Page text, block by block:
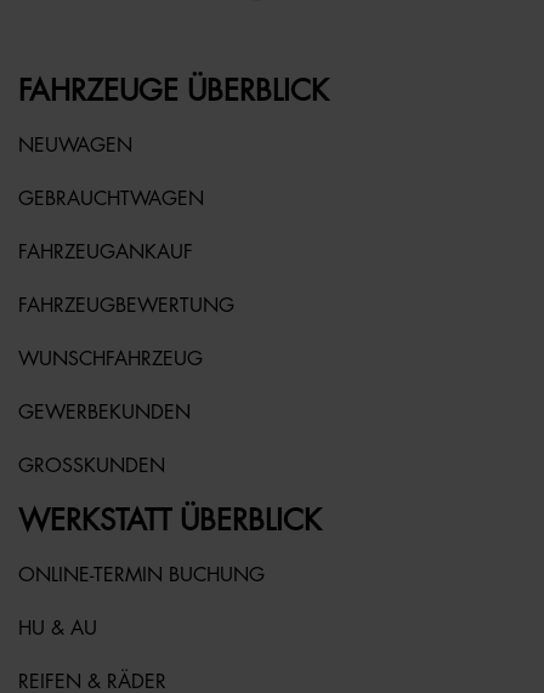
FAHRZEUGE ÜBERBLICK
NEUWAGEN
GEBRAUCHTWAGEN
FAHRZEUGANKAUF
FAHRZEUGBEWERTUNG
WUNSCHFAHRZEUG
GEWERBEKUNDEN
GROSSKUNDEN
WERKSTATT ÜBERBLICK
ONLINE-TERMIN BUCHUNG
HU & AU
REIFEN & RÄDER